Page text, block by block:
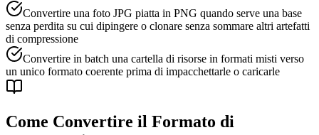
Convertire una foto JPG piatta in PNG quando serve una base
senza perdita su cui dipingere o clonare senza sommare altri artefatti
di compressione
Convertire in batch una cartella di risorse in formati misti verso
un unico formato coerente prima di impacchettarle o caricarle
Come Convertire il Formato di